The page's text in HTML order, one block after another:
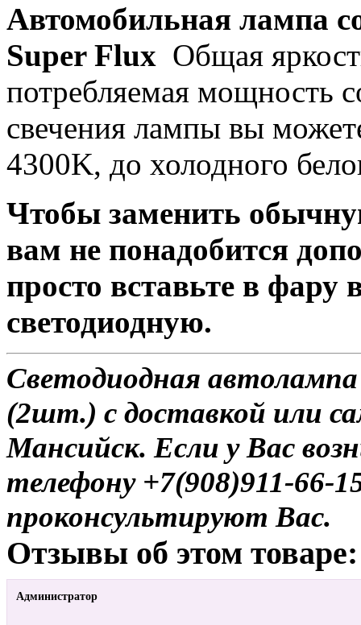
Автомобильная лампа
Super Flux Общая
потребляемая мощность
свечения лампы вы
4300K, до холодного
Чтобы заменить
вам не понадобится
просто вставьте в
светодиодную.
Светодиодная
(2шт.) с доставкой или
Мансийск. Если у Вас
телефону +7(908)911-
проконсультируют Вас.
Отзывы об этом товаре:
Администратор